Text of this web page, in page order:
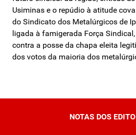
Usiminas e o repúdio à atitude
do Sindicato dos Metalúrgicos de
ligada à famigerada Força
contra a posse da chapa eleita
dos votos da maioria dos
NOTAS DOS